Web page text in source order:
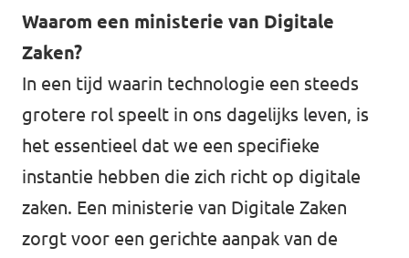
Word lid
Doneer
Waarom een ministerie van Digitale
Zaken?
In een tijd waarin technologie een steeds
grotere rol speelt in ons dagelijks leven, is
het essentieel dat we een specifieke
instantie hebben die zich richt op digitale
zaken. Een ministerie van Digitale Zaken
zorgt voor een gerichte aanpak van de